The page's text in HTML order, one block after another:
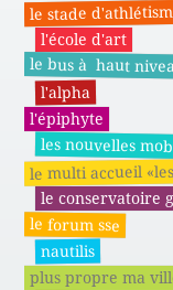
le stade
l'école d'art
le bus à haut
l'alpha
l'épiphyte
les nouvelles
le multi accueil
le conservatoire
le forum sse
nautilis
plus propre ma